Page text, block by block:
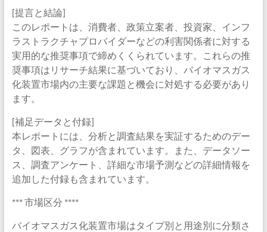
[提言と結論]
このレポートは、消費者、政策立案者、投資家、インフ
ラストラクチャプロバイダーなどの利害関係者に対する
実用的な推奨事項で締めくくられています。これらの推
奨事項はリサーチ結果に基づいており、バイオマスガス
化装置市場内の主要な課題と機会に対処する必要があり
ます。
[補足データと付録]
本レポートには、分析と調査結果を実証するためのデー
タ、図表、グラフが含まれています。また、データソー
ス、調査アンケート、詳細な市場予測などの詳細情報を
追加した付録も含まれています。
*** 市場区分 ****
バイオマスガス化装置市場はタイプ別と用途別に分類さ